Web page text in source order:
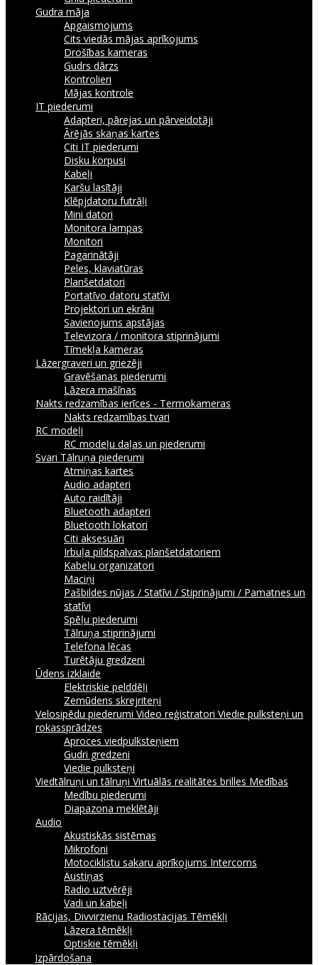
Gudra māja
Apgaismojums
Cits viedās mājas aprīkojums
Drošības kameras
Gudrs dārzs
Kontrolieri
Mājas kontrole
IT piederumi
Adapteri, pārejas un pārveidotāji
Ārējās skaņas kartes
Citi IT piederumi
Disku korpusi
Kabeļi
Karšu lasītāji
Klēpjdatoru futrāļi
Mini datori
Monitora lampas
Monitori
Pagarinātāji
Peles, klaviatūras
Planšetdatori
Portatīvo datoru statīvi
Projektori un ekrāni
Savienojums apstājas
Televizora / monitora stiprinājumi
Tīmekļa kameras
Lāzergraveri un griezēji
Gravēšanas piederumi
Lāzera mašīnas
Nakts redzamības ierīces - Termokameras
Nakts redzamības tvari
RC modeļi
RC modeļu daļas un piederumi
Svari Tālruņa piederumi
Atmiņas kartes
Audio adapteri
Auto raidītāji
Bluetooth adapteri
Bluetooth lokatori
Citi aksesuāri
Irbuļa pildspalvas planšetdatoriem
Kabeļu organizatori
Maciņi
Pašbildes nūjas / Statīvi / Stiprinājumi / Pamatnes un
statīvi
Spēļu piederumi
Tālruņa stiprinājumi
Telefona lēcas
Turētāju gredzeni
Ūdens izklaide
Elektriskie pelddēļi
Zemūdens skrejriteņi
Velosipēdu piederumi Video reģistratori Viedie pulksteņi un
rokassprādzes
Aproces viedpulksteņiem
Gudri gredzeni
Viedie pulksteņi
Viedtālruņi un tālruņi Virtuālās realitātes brilles Medības
Medību piederumi
Diapazona meklētāji
Audio
Akustiskās sistēmas
Mikrofoni
Motociklistu sakaru aprīkojums Intercoms
Austiņas
Radio uztvērēji
Vadi un kabeļi
Rācijas, Divvirzienu Radiostacijas Tēmēkļi
Lāzera tēmēkļi
Optiskie tēmēkļi
Izpārdošana